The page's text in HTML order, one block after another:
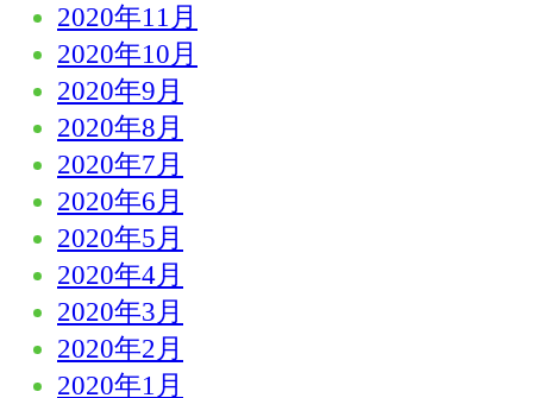
2020年11月
2020年10月
2020年9月
2020年8月
2020年7月
2020年6月
2020年5月
2020年4月
2020年3月
2020年2月
2020年1月